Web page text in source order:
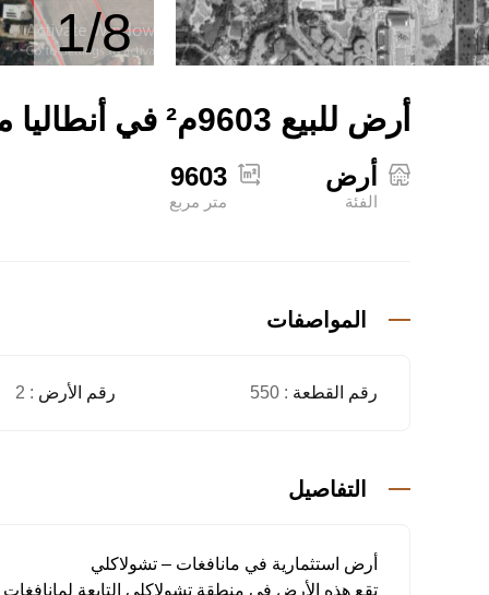
1/8
أرض للبيع 9603م² في أنطاليا مانافغات
أرض
الفئة
9603
متر مربع
المواصفات
رقم القطعة : 550 رقم الأرض : 2
التفاصيل
أرض استثمارية في مانافغات – تشولاكلي